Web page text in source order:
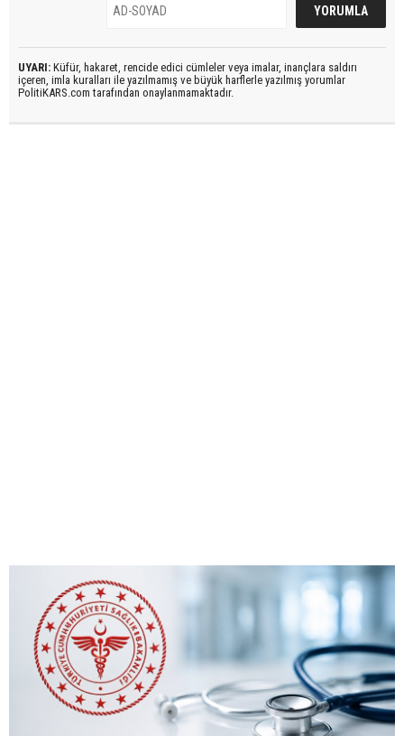
UYARI: Küfür, hakaret, rencide edici cümleler veya imalar, inançlara saldırı
içeren, imla kuralları ile yazılmamış ve büyük harflerle yazılmış yorumlar
PolitiKARS.com tarafından onaylanmamaktadır.